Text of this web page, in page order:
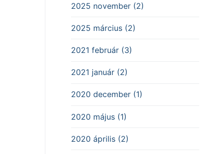
2025 november (2)
2025 március (2)
2021 február (3)
2021 január (2)
2020 december (1)
2020 május (1)
2020 április (2)